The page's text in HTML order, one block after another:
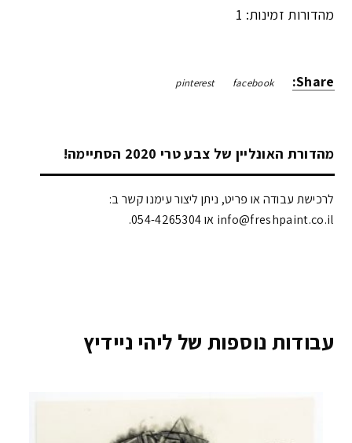
מהדורות זמינות: 1
Share:
facebook
pinterest
מהדורת האונליין של צבע טרי 2020 הסתיימה!
לרכישת עבודה או פריט, ניתן ליצור עימנו קשר ב:
info@freshpaint.co.il‏ או 054-4265304.
עבודות נוספות של ליהי ניידיץ